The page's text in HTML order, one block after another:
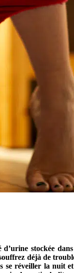
stockée
déjà de
réveiller la nuit